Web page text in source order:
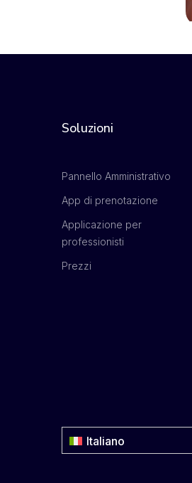
Soluzioni
Pannello Amministrativo
App di prenotazione
Applicazione per
professionisti
Prezzi
Italiano